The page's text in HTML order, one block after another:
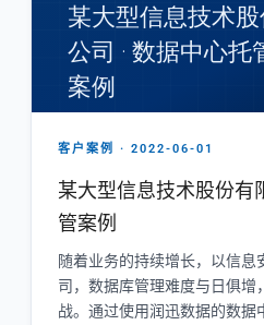
客户案例 · 2022-06-01
某大型信息技术股份有
管案例
随着业务的持续增长，以信息
司，数据库管理难度与日俱增
战。通过使用润迅数据的数据